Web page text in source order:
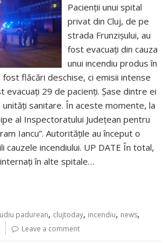
Pacienții unui spital
privat din Cluj, de pe
strada Frunzișului, au
fost evacuați din cauza
unui incendiu produs în
flăcări deschise, ci emisii intense
evacuați 29 de pacienți. Șase dintre ei
sanitare. În aceste momente, la
al Inspectoratului Județean pentru
Iancu”. Autoritățile au început o
cauzele incendiului. UP DATE În total,
în alte spitale…
padurean, clujtoday, incendiu, news,
Leave a comment